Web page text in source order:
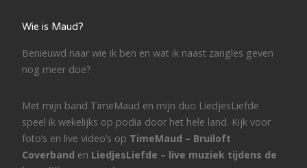
Wie is Maud?
Benieuwd naar wie ik ben en wat ik naast zangles geven
nog meer doe?
Met mijn band TimeMaud en mijn duo LiedjesLiefde
speel ik wekelijks op podia door het hele land. Kijk voor
foto’s en live video’s op TimeMaud – Bruiloft
Coverband en LiedjesLiefde – live muziek tijdens de